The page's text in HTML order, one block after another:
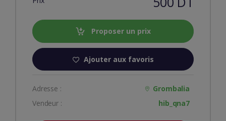
Proposer un prix
Ajouter aux favoris
Adresse :
Grombalia
Vendeur :
hib_qna7